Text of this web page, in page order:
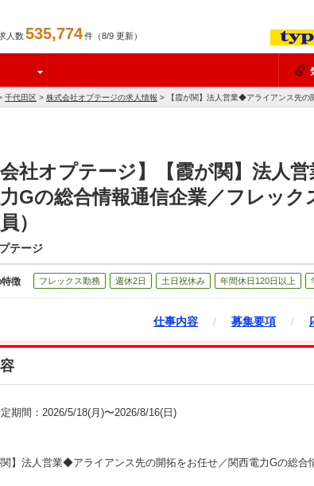
人数535,774件（8/9 更新）
千代田区 > 株式会社オプテージの求人情報 > 【霞が関】法人営業◆アライアンス先の
会社オプテージ】【霞が関】法人
Gの総合情報通信企業／フレック
）
テージ
徴 フレックス勤務 週休2日 土日祝休み 年間休日120日以上
仕事内容 / 募集要項 /
期間：2026/5/18(月)〜2026/8/16(日)
関】法人営業◆アライアンス先の開拓をお任せ／関西電力Gの総